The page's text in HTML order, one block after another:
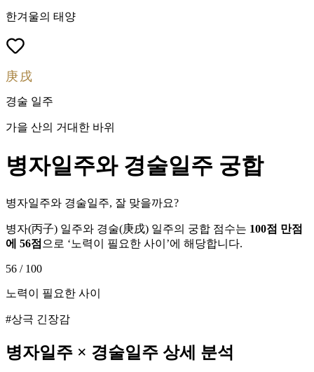
한겨울의 태양
庚戌
경술 일주
가을 산의 거대한 바위
병자일주와 경술일주 궁합
병자일주와 경술일주, 잘 맞을까요?
병자(丙子) 일주와 경술(庚戌) 일주의 궁합 점수는 100점 만점
에 56점 으로 ‘노력이 필요한 사이 ’에 해당합니다.
56 / 100
노력이 필요한 사이
#상극 긴장감
병자일주 × 경술일주 상세 분석